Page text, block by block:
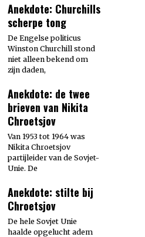
Anekdote: Churchills
scherpe tong
De Engelse politicus
Winston Churchill stond
niet alleen bekend om
zijn daden,
Anekdote: de twee
brieven van Nikita
Chroetsjov
Van 1953 tot 1964 was
Nikita Chroetsjov
partijleider van de Sovjet-
Unie. De
Anekdote: stilte bij
Chroetsjov
De hele Sovjet Unie
haalde opgelucht adem